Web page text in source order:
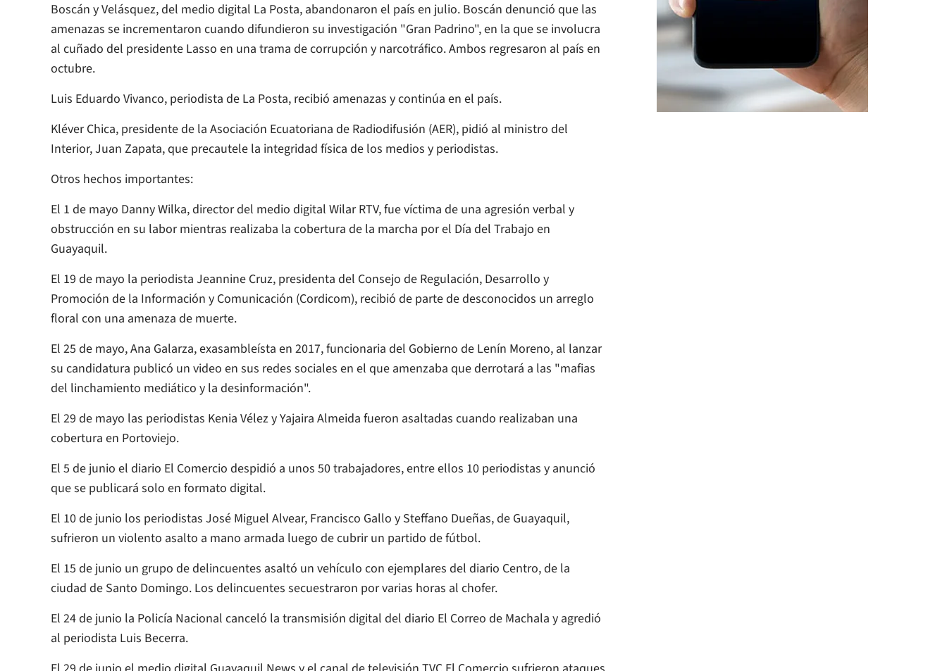
Boscán y Velásquez, del medio digital La Posta, abandonaron el país en julio. Boscán denunció que las
amenazas se incrementaron cuando difundieron su investigación "Gran Padrino", en la que se involucra
al cuñado del presidente Lasso en una trama de corrupción y narcotráfico. Ambos regresaron al país en
octubre.
Luis Eduardo Vivanco, periodista de La Posta, recibió amenazas y continúa en el país.
Kléver Chica, presidente de la Asociación Ecuatoriana de Radiodifusión (AER), pidió al ministro del
Interior, Juan Zapata, que precautele la integridad física de los medios y periodistas.
Otros hechos importantes:
El 1 de mayo Danny Wilka, director del medio digital Wilar RTV, fue víctima de una agresión verbal y
obstrucción en su labor mientras realizaba la cobertura de la marcha por el Día del Trabajo en
Guayaquil.
El 19 de mayo la periodista Jeannine Cruz, presidenta del Consejo de Regulación, Desarrollo y
Promoción de la Información y Comunicación (Cordicom), recibió de parte de desconocidos un arreglo
floral con una amenaza de muerte.
El 25 de mayo, Ana Galarza, exasambleísta en 2017, funcionaria del Gobierno de Lenín Moreno, al lanzar
su candidatura publicó un video en sus redes sociales en el que amenzaba que derrotará a las "mafias
del linchamiento mediático y la desinformación".
El 29 de mayo las periodistas Kenia Vélez y Yajaira Almeida fueron asaltadas cuando realizaban una
cobertura en Portoviejo.
El 5 de junio el diario El Comercio despidió a unos 50 trabajadores, entre ellos 10 periodistas y anunció
que se publicará solo en formato digital.
El 10 de junio los periodistas José Miguel Alvear, Francisco Gallo y Steffano Dueñas, de Guayaquil,
sufrieron un violento asalto a mano armada luego de cubrir un partido de fútbol.
El 15 de junio un grupo de delincuentes asaltó un vehículo con ejemplares del diario Centro, de la
ciudad de Santo Domingo. Los delincuentes secuestraron por varias horas al chofer.
El 24 de junio la Policía Nacional canceló la transmisión digital del diario El Correo de Machala y agredió
al periodista Luis Becerra.